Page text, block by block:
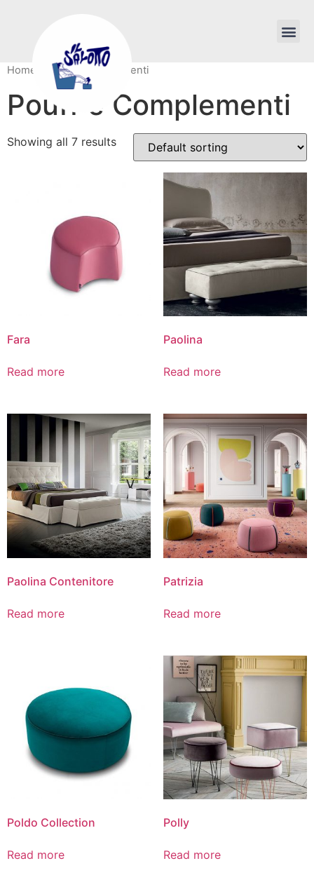
Home / Pouff e Complementi
Pouff e Complementi
Showing all 7 results
Fara
Read more
Paolina
Read more
Paolina Contenitore
Read more
Patrizia
Read more
Poldo Collection
Read more
Polly
Read more